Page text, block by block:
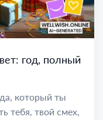
год, полный
который ты
тебя, твой смех,